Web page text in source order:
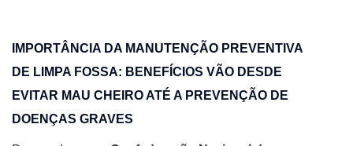
IMPORTÂNCIA DA MANUTENÇÃO PREVENTIVA
DE LIMPA FOSSA: BENEFÍCIOS VÃO DESDE
EVITAR MAU CHEIRO ATÉ A PREVENÇÃO DE
DOENÇAS GRAVES